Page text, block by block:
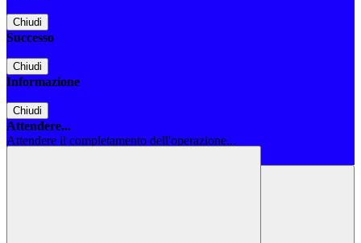
Chiudi
Successo
Chiudi
Informazione
Chiudi
Attendere...
Attendere il completamento dell'operazione...